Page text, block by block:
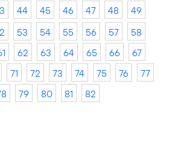
44 45 46 47 48
49
53 54 55 56 57
58
62 63 64 65 66
67
71 72 73 74 75 76
77
79 80 81 82